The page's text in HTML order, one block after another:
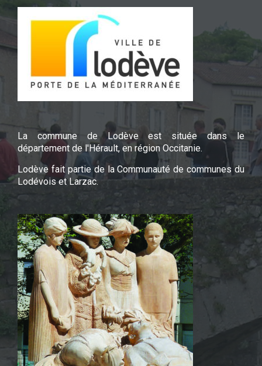
La commune de Lodève est située dans le
département de l'Hérault, en région Occitanie.
Lodève fait partie de la Communauté de communes du
Lodévois et Larzac.